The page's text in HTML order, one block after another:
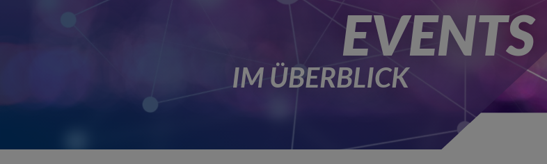
EVENTS
IM ÜBERBLICK